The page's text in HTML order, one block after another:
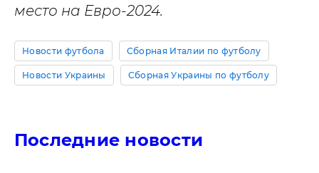
место на Евро-2024.
Новости футбола Сборная Италии по футболу
Новости Украины Сборная Украины по футболу
Последние новости